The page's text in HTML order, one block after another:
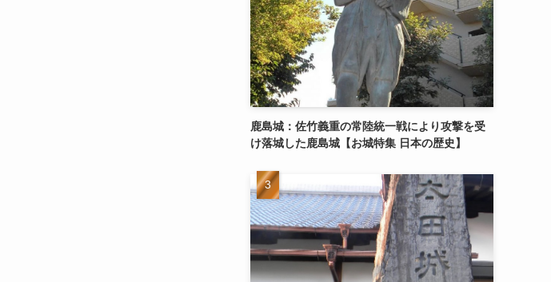
鹿島城：佐竹義重の常陸統一戦により攻撃を受
け落城した鹿島城【お城特集 日本の歴史】